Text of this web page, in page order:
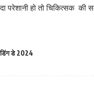
परेशानी हो तो चिकित्सक की
डे 2024